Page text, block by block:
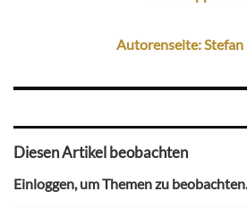
Autorenseite: Stefan
Diesen Artikel beobachten
Einloggen, um Themen zu